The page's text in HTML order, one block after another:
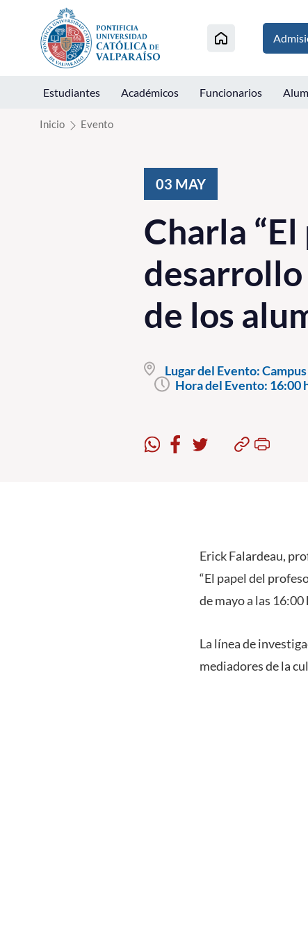
Click acá para ir directamente al contenido
Estudiantes Académicos Funcionarios
Inicio Evento
03 MAY
Charla
de los
Lugar del Evento:
Hora del Evento: 16:00
Erick Falardeau,
“El papel del
de mayo a las
La línea de
mediadores de la